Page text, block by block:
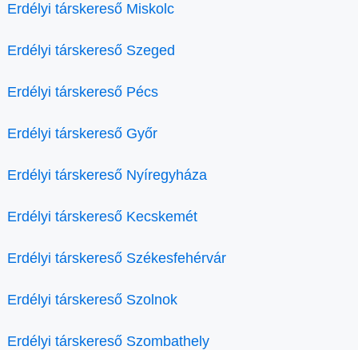
Erdélyi társkereső Miskolc
Erdélyi társkereső Szeged
Erdélyi társkereső Pécs
Erdélyi társkereső Győr
Erdélyi társkereső Nyíregyháza
Erdélyi társkereső Kecskemét
Erdélyi társkereső Székesfehérvár
Erdélyi társkereső Szolnok
Erdélyi társkereső Szombathely